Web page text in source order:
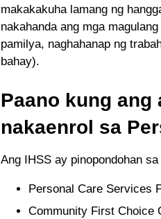
makakakuha lamang ng
nakahanda ang mga
pamilya, naghahanap ng
bahay).
Paano kung ang
nakaenrol sa
Ang IHSS ay pinopondohan
Personal Care Services
Community First Choice